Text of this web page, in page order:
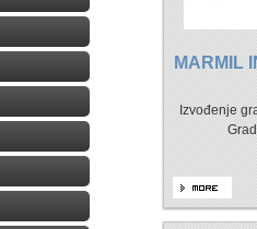
MARMIL
Izvođenje